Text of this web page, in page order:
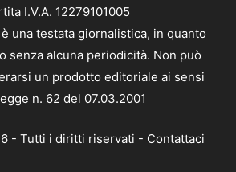
I.V.A. 12279101005
una testata giornalistica, in quanto
senza alcuna periodicità. Non può
un prodotto editoriale ai sensi
n. 62 del 07.03.2001
- Tutti i diritti riservati - Contattaci